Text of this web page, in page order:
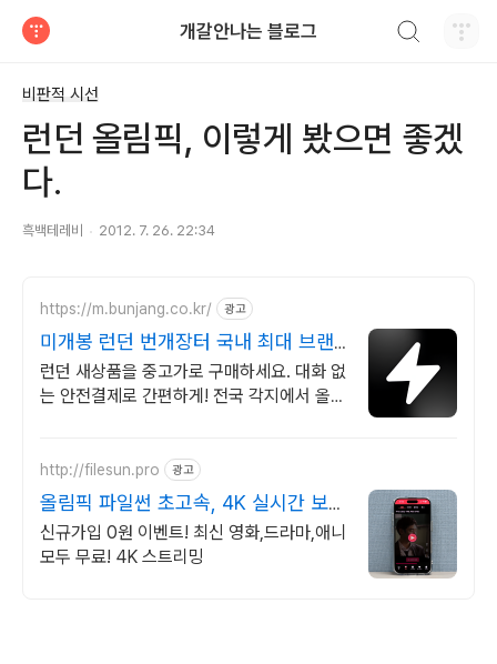
개갈안나는 블로그
비판적 시선
런던 올림픽, 이렇게 봤으면 좋겠
다.
흑백테레비 2012. 7. 26. 22:34
https://m.bunjang.co.kr/ 광고
미개봉 런던 번개장터 국내 최대 브랜
드 중고거래
런던 새상품을 중고가로 구매하세요. 대화 없
는 안전결제로 간편하게! 전국 각지에서 올라
http://filesun.pro 광고
올림픽 파일썬 초고속, 4K 실시간 보
기!
신규가입 0원 이벤트! 최신 영화,드라마,애니
모두 무료! 4K 스트리밍